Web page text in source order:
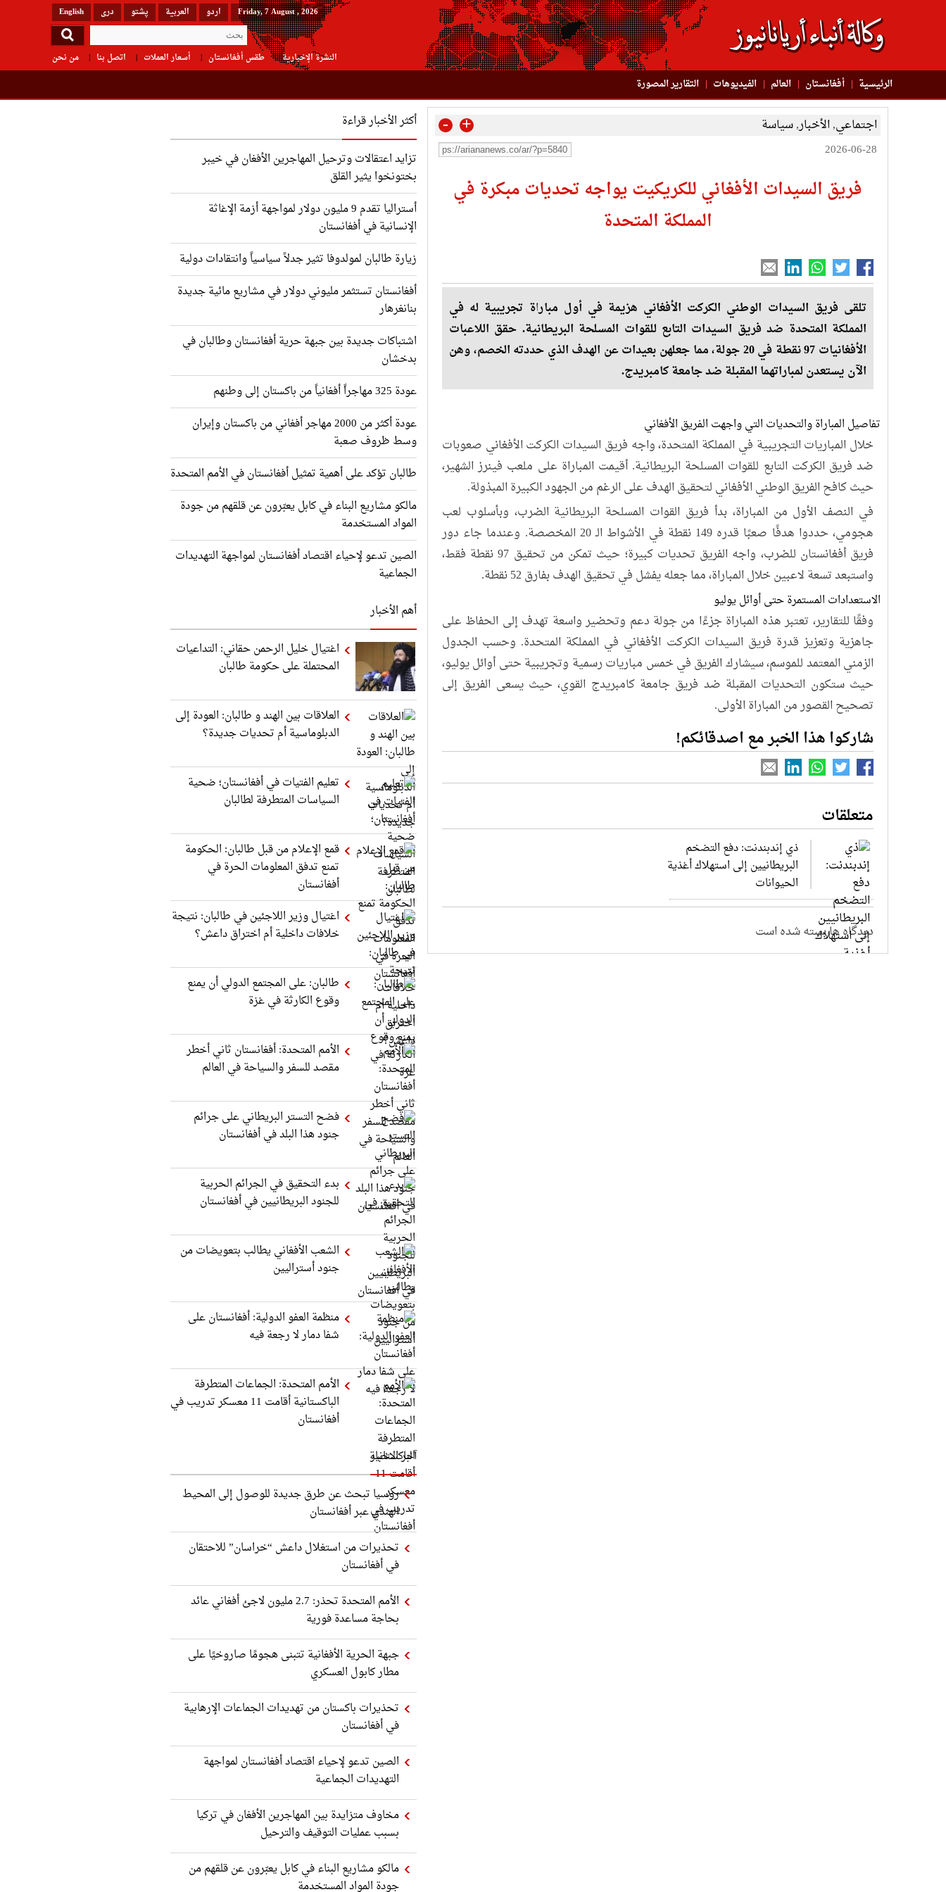
English دری پشتو العربیة اردو Friday, 7 August , 2026
من نحن اتصل بنا أسعار العملات طقس أفغانستان النشرة الإخبارية
الرئيسية أفغانستان العالم الفیدیوهات التقاریر المصورة
اجتماعي,الأخبار,سياسة - +
2026-06-28
فريق السيدات الأفغاني للكريكيت يواجه تحديات مبكرة في
المملكة المتحدة
تلقى فريق السيدات الوطني الكركت الأفغاني هزيمة في أول مباراة تجريبية له في
المملكة المتحدة ضد فريق السيدات التابع للقوات المسلحة البريطانية. حقق اللاعبات
الأفغانيات 97 نقطة في 20 جولة، مما جعلهن بعيدات عن الهدف الذي حددته الخصم، وهن
الآن يستعدن لمباراتهما المقبلة ضد جامعة كامبريدج.
تفاصيل المباراة والتحديات التي واجهت الفريق الأفغاني
خلال المباريات التجريبية في المملكة المتحدة، واجه فريق السيدات الكركت الأفغاني صعوبات
ضد فريق الكركت التابع للقوات المسلحة البريطانية. أقيمت المباراة على ملعب فينرز الشهير،
حيث كافح الفريق الوطني الأفغاني لتحقيق الهدف على الرغم من الجهود الكبيرة المبذولة.
في النصف الأول من المباراة، بدأ فريق القوات المسلحة البريطانية الضرب، وبأسلوب لعب
هجومي، حددوا هدفًا صعبًا قدره 149 نقطة في الأشواط الـ 20 المخصصة. وعندما جاء دور
فريق أفغانستان للضرب، واجه الفريق تحديات كبيرة؛ حيث تمكن من تحقيق 97 نقطة فقط،
واستبعد تسعة لاعبين خلال المباراة، مما جعله يفشل في تحقيق الهدف بفارق 52 نقطة.
الاستعدادات المستمرة حتى أوائل يوليو
وفقًا للتقارير، تعتبر هذه المباراة جزءًا من جولة دعم وتحضير واسعة تهدف إلى الحفاظ على
جاهزية وتعزيز قدرة فريق السيدات الكركت الأفغاني في المملكة المتحدة. وحسب الجدول
الزمني المعتمد للموسم، سيشارك الفريق في خمس مباريات رسمية وتجريبية حتى أوائل يوليو،
حيث ستكون التحديات المقبلة ضد فريق جامعة كامبريدج القوي، حيث يسعى الفريق إلى
تصحيح القصور من المباراة الأولى.
شاركوا هذا الخبر مع اصدقائكم!
متعلقات
ذي إندبندنت: دفع التضخم
البريطانيين إلى استهلاك أغذية
الحيوانات
دیدگاه ها بسته شده است
أكثر الأخبار قراءة
تزايد اعتقالات وترحيل المهاجرين الأفغان في خيبر
بختونخوا يثير القلق
أستراليا تقدم 9 مليون دولار لمواجهة أزمة الإغاثة
الإنسانية في أفغانستان
زيارة طالبان لمولدوفا تثير جدلاً سياسياً وانتقادات دولية
أفغانستان تستثمر مليوني دولار في مشاريع مائية جديدة
بنانغرهار
اشتباكات جديدة بين جبهة حرية أفغانستان وطالبان في
بدخشان
عودة 325 مهاجراً أفغانياً من باكستان إلى وطنهم
عودة أكثر من 2000 مهاجر أفغاني من باكستان وإيران
وسط ظروف صعبة
طالبان تؤكد على أهمية تمثيل أفغانستان في الأمم المتحدة
مالكو مشاريع البناء في كابل يعبّرون عن قلقهم من جودة
المواد المستخدمة
الصين تدعو لإحياء اقتصاد أفغانستان لمواجهة التهديدات
الجماعية
أهم الأخبار
اغتيال خليل الرحمن حقاني: التداعيات
المحتملة على حكومة طالبان
العلاقات بين الهند و طالبان: العودة إلى
الدبلوماسية أم تحديات جديدة؟
تعليم الفتيات في أفغانستان؛ ضحية
السياسات المتطرفة لطالبان
قمع الإعلام من قبل طالبان: الحكومة
تمنع تدفق المعلومات الحرة في
أفغانستان
اغتيال وزير اللاجئين في طالبان: نتيجة
خلافات داخلية أم اختراق داعش؟
طالبان: على المجتمع الدولي أن يمنع
وقوع الكارثة في غزة
الأمم المتحدة: أفغانستان ثاني أخطر
مقصد للسفر والسياحة في العالم
فضح التستر البريطاني على جرائم
جنود هذا البلد في أفغانستان
بدء التحقيق في الجرائم الحربیة
للجنود البريطانيین في أفغانستان
الشعب الأفغاني يطالب بتعويضات من
جنود أستراليين
منظمة العفو الدولية: أفغانستان على
شفا دمار لا رجعة فيه
الأمم المتحدة: الجماعات المتطرفة
الباكستانية أقامت 11 معسكر تدريب في
أفغانستان
آخر الاخبار
روسيا تبحث عن طرق جديدة للوصول إلى المحيط
الهندي عبر أفغانستان
تحذيرات من استغلال داعش “خراسان” للاحتقان
في أفغانستان
الأمم المتحدة تحذر: 2.7 مليون لاجئ أفغاني عائد
بحاجة مساعدة فورية
جبهة الحرية الأفغانية تتبنى هجومًا صاروخيًا على
مطار كابول العسكري
تحذيرات باكستان من تهديدات الجماعات الإرهابية
في أفغانستان
الصين تدعو لإحياء اقتصاد أفغانستان لمواجهة
التهديدات الجماعية
مخاوف متزايدة بين المهاجرين الأفغان في تركيا
بسبب عمليات التوقيف والترحيل
مالكو مشاريع البناء في كابل يعبّرون عن قلقهم من
جودة المواد المستخدمة